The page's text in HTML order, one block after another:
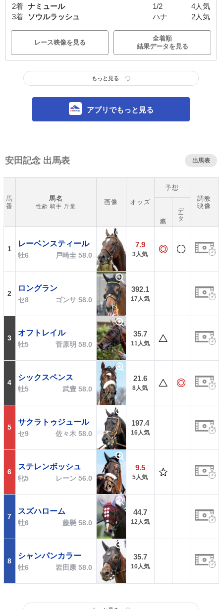
2着 ナミュール 1/2
4人気
3着
ソウルラッシュ ハナ 2人気
レース映像を見る
全着順
結果データを見る
もっと見る
アプリでもっと見る
安田記念 出馬表 出馬表
馬
番
馬名
性齢 騎手 斤量
画像 オッズ
予想
調教
映像
データ
1
レーベンスティール
牡6 戸崎圭 58.0
7.9
3人気
2
ロングラン
セ8 ゴンサ 58.0
392.1
17人気
3
オフトレイル
牡5 菅原明 58.0
35.7
11人気
4
シックスペンス
牡5 武豊 58.0
21.6
8人気
5
サクラトゥジュール
セ9 佐々木 58.0
197.4
16人気
6
ステレンボッシュ
牝5 レーン 56.0
9.5
5人気
7
スズハローム
牡6 藤懸 58.0
44.7
12人気
8
シャンパンカラー
牡6 岩田康 58.0
35.7
10人気